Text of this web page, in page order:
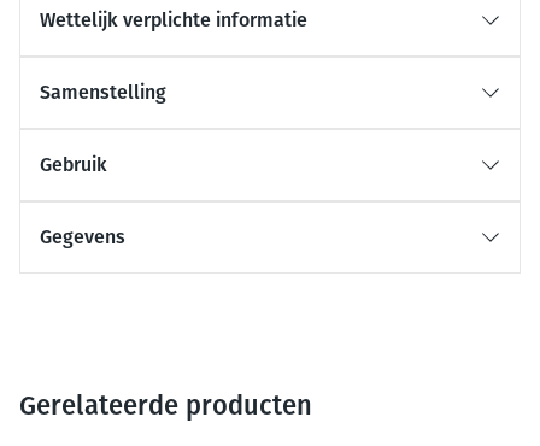
Wettelijk verplichte informatie
Samenstelling
Gebruik
Gegevens
Gerelateerde producten